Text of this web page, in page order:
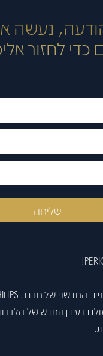
נעשה
לחזור
שליחה
בעידן החדש של